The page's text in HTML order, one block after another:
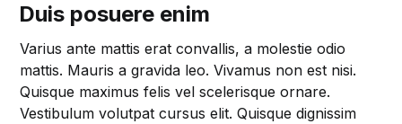
Duis posuere enim
Varius ante mattis erat convallis, a molestie odio
mattis. Mauris a gravida leo. Vivamus non est nisi.
Quisque maximus felis vel scelerisque ornare.
Vestibulum volutpat cursus elit. Quisque dignissim